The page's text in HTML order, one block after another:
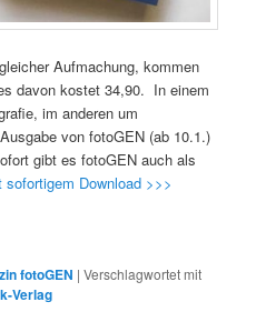
Aufmachung, kommen
davon kostet 34,90. In einem
im anderen um
von fotoGEN (ab 10.1.)
gibt es fotoGEN auch als
sofortigem Download >>>
fotoGEN |Verschlagwortet mit
Verlag